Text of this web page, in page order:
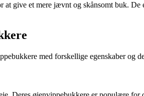
give et mere jævnt og skånsomt buk.
med forskellige egenskaber og